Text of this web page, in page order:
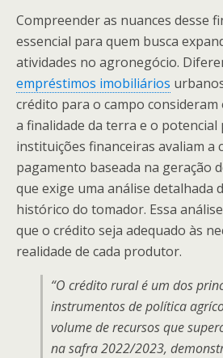
Compreender as nuances desse
essencial para quem busca
atividades no agronegócio.
empréstimos imobiliários
crédito para o campo
a finalidade da terra e o potencial
instituições financeiras avaliam a
pagamento baseada na geração
que exige uma análise detalhada
histórico do tomador. Essa
que o crédito seja adequado às
realidade de cada produtor.
“O crédito rural é um dos
instrumentos de política
volume de recursos que
na safra 2022/2023,